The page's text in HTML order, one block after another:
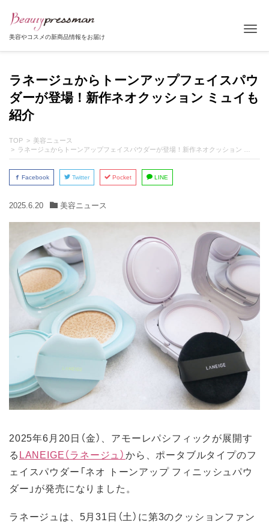
美容やコスメの新商品情報をお届け
ラネージュからトーンアップフェイスパウ
ダーが登場！新作ネオクッション ミュイも
紹介
TOP
美容ニュース
ラネージュからトーンアップフェイスパウダーが登場！新作ネオクッション ミュイも紹介
Facebook Twitter Pocket LINE
2025.6.20 美容ニュース
2025年6月20日（金）、アモーレパシフィックが展開す
るLANEIGE（ラネージュ）から、ポータブルタイプのフ
ェイスパウダー「ネオ トーンアップ フィニッシュパウ
ダー」が発売になりました。
ラネージュは、5月31日（土）に第3のクッションファン